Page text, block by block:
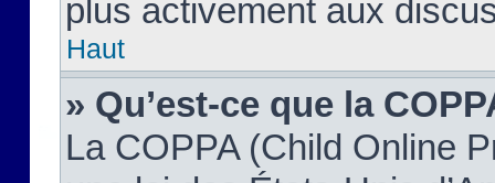
plus activement aux
Haut
» Qu’est-ce que la
La COPPA (Child Online